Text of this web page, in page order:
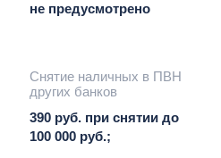
не предусмотрено
Снятие наличных в ПВН
других банков
390 руб. при снятии до
100 000 руб.;